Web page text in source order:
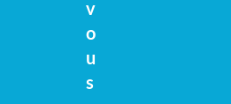
v
o
u
s